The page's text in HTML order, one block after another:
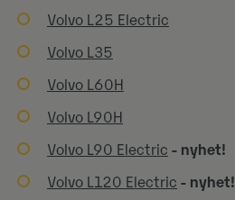
Volvo L25 Electric
Volvo L35
Volvo L60H
Volvo L90H
Volvo L90 Electric - nyhet!
Volvo L120 Electric - nyhet!